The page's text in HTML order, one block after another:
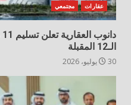
عقارات مجتمعي
الـ12 المقبلة
30 يوليو، 2026